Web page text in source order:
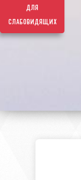
для
слабовидящих